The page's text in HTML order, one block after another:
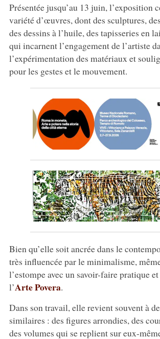
Présentée jusqu’au 13 juin, l’exposition
variété d’œuvres, dont des sculptures,
des dessins à l’huile, des tapisseries en
qui incarnent l’engagement de l’artiste
l’expérimentation des matériaux et
pour les gestes et le mouvement.
Bien qu’elle soit ancrée dans le
très influencée par le minimalisme,
l’estompe avec un savoir-faire pratique
l’Arte Povera.
Dans son travail, elle revient souvent à
similaires : des figures arrondies, des
des volumes qui se replient sur eux-